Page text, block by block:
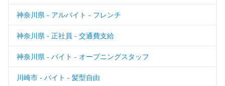
神奈川県 - アルバイト - フレンチ
神奈川県 - 正社員 - 交通費支給
神奈川県 - バイト - オープニングスタッフ
川崎市 - バイト - 髪型自由